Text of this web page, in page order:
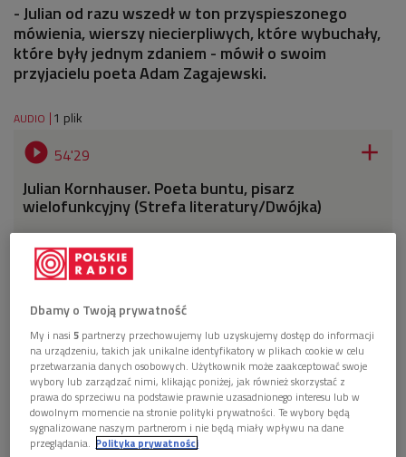
- Julian od razu wszedł w ton przyspieszonego
mówienia, wierszy niecierpliwych, które wybuchały,
które były jednym zdaniem - mówił o swoim
przyjacielu poeta Adam Zagajewski.
AUDIO 1 plik
 54'29 
Julian Kornhauser. Poeta buntu, pisarz
wielofunkcyjny (Strefa literatury/Dwójka)
Dbamy o Twoją prywatność
My i nasi5 partnerzy przechowujemy lub uzyskujemy dostęp do informacji
na urządzeniu, takich jak unikalne identyfikatory w plikach cookie w celu
przetwarzania danych osobowych. Użytkownik może zaakceptować swoje
wybory lub zarządzać nimi, klikając poniżej, jak również skorzystać z
prawa do sprzeciwu na podstawie prawnie uzasadnionego interesu lub w
dowolnym momencie na stronie polityki prywatności. Te wybory będą
sygnalizowane naszym partnerom i nie będą miały wpływu na dane
przeglądania. Polityka prywatności